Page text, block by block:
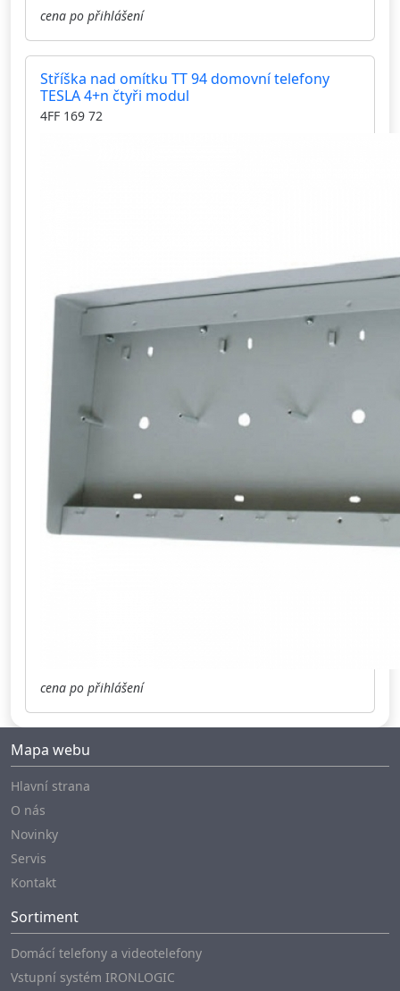
cena po přihlášení
Stříška nad omítku TT 94 domovní telefony
TESLA 4+n čtyři modul
4FF 169 72
cena po přihlášení
Mapa webu
Hlavní strana
O nás
Novinky
Servis
Kontakt
Sortiment
Domácí telefony a videotelefony
Vstupní systém IRONLOGIC